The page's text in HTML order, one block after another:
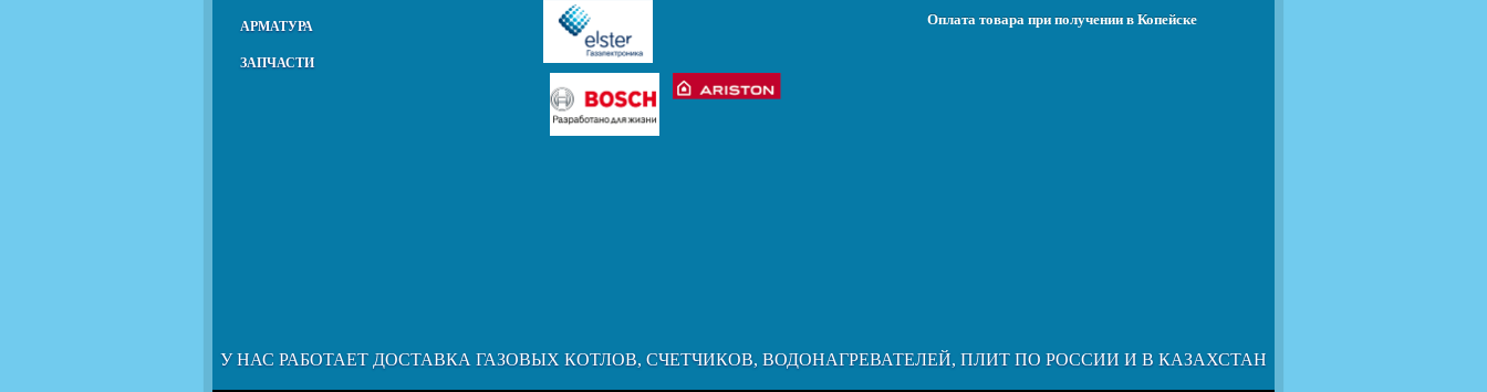
АРМАТУРА
ЗАПЧАСТИ
Оплата товара при получении в Копейске
У НАС РАБОТАЕТ ДОСТАВКА ГАЗОВЫХ КОТЛОВ, СЧЕТЧИКОВ, ВОДОНАГРЕВАТЕЛЕЙ, ПЛИТ ПО РОССИИ И В КАЗАХСТАН